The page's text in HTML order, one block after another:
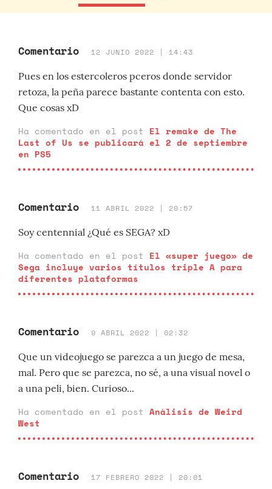
Comentario 12 JUNIO 2022 | 14:43
Pues en los estercoleros pceros donde servidor
retoza, la peña parece bastante contenta con esto.
Que cosas xD
Ha comentado en el post El remake de The
Last of Us se publicará el 2 de septiembre
en PS5
Comentario 11 ABRIL 2022 | 20:57
Soy centennial ¿Qué es SEGA? xD
Ha comentado en el post El «super juego» de
Sega incluye varios títulos triple A para
diferentes plataformas
Comentario 9 ABRIL 2022 | 02:32
Que un videojuego se parezca a un juego de mesa,
mal. Pero que se parezca, no sé, a una visual novel o
a una peli, bien. Curioso...
Ha comentado en el post Análisis de Weird
West
Comentario 17 FEBRERO 2022 | 20:01